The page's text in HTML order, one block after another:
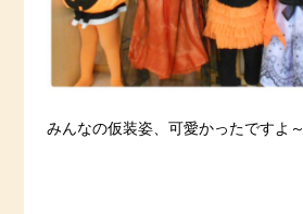
みんなの仮装姿、可愛かったですよ～